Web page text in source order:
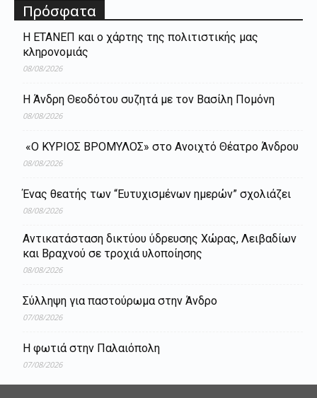
Πρόσφατα
Η ΕΤΑΝΕΠ και ο χάρτης της πολιτιστικής μας
κληρονομιάς
08/08/2026
Η Άνδρη Θεοδότου συζητά με τον Βασίλη Πομόνη
08/08/2026
«Ο ΚΥΡΙΟΣ ΒΡΟΜΥΛΟΣ» στο Ανοιχτό Θέατρο Άνδρου
08/08/2026
Ένας θεατής των “Ευτυχισμένων ημερών” σχολιάζει
08/08/2026
Aντικατάσταση δικτύου ύδρευσης Χώρας, Λειβαδίων
και Βραχνού σε τροχιά υλοποίησης
08/08/2026
Σύλληψη για παστούρωμα στην Άνδρο
07/08/2026
Η φωτιά στην Παλαιόπολη
07/08/2026